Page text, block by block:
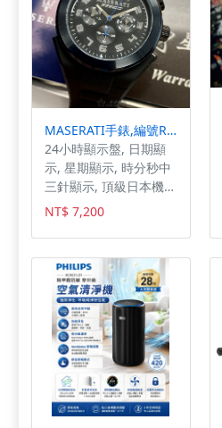
MASERATI手錶,編號R8851115007,44mm寶藍圓形橡膠錶殼,黑色三眼錶面,深黑色矽膠錶帶款,別樹一格!
24小時顯示盤, 日期顯
示, 星期顯示, 時分秒中
三針顯示, 頂級日本機芯
老店精選，售後有保障,
總算實現我的願望了!!!
👊💪,歷史悠久的品
牌，品質真的很讚👍️👍️
👍️,這款已經被我列為好
物清單啦!!!
✔✔✔✔✔,完美造型
設計，實屬佳作👍📝
👍📝
NT$ 7,200